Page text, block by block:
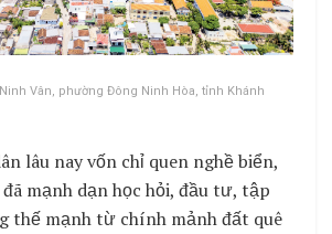
Vân, phường Đông Ninh Hòa, tỉnh Khánh
lâu nay vốn chỉ quen nghề biển,
mạnh dạn học hỏi, đầu tư, tập
thế mạnh từ chính mảnh đất quê